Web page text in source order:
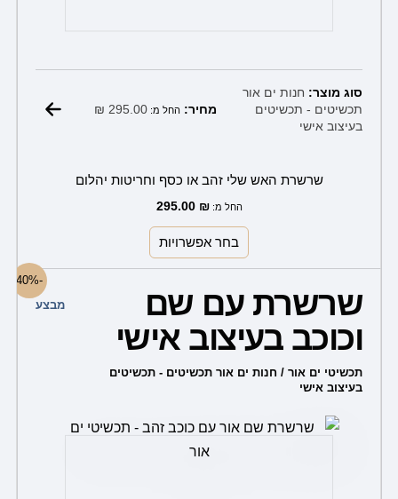
סוג מוצר: חנות ים אור
תכשיטים - תכשיטים
בעיצוב אישי
מחיר: החל מ: 295.00
₪
שרשרת האש שלי זהב או כסף וחריטות יהלום
החל מ: 295.00 ₪
בחר אפשרויות
-40%
שרשרת עם שם
וכוכב בעיצוב אישי
תכשיטי ים אור / חנות ים אור תכשיטים - תכשיטים
בעיצוב אישי
מבצע
יש
מספר
סוגים.
לבחור